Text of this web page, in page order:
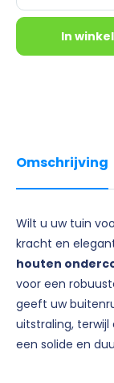
In
Omschrijving
Wilt u uw tuin
kracht en
houten
voor een
geeft uw
uitstraling, terwijl
een solide en